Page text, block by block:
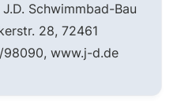
J.D. Schwimmbad-Bau
28, 72461
98090, www.j-d.de